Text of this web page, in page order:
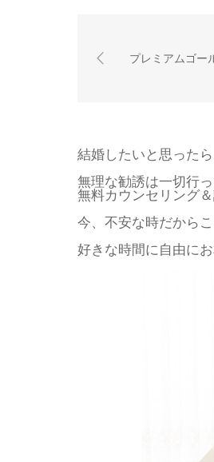
プレミアムゴー
結婚したいと思った
無理な勧誘は一切行っ
無料カウンセリング
今、不安な時だから
好きな時間に自由に